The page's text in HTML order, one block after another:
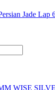
Jade Lap